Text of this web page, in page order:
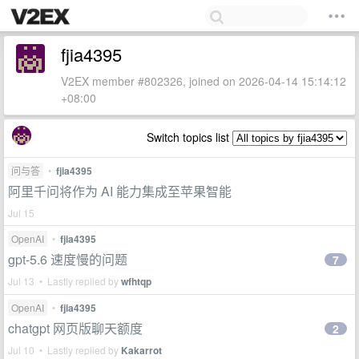
fjia4395
V2EX member #802326, joined on 2026-04-14 15:14:12
+08:00
Switch topics list
问与答 • fjia4395
阿里千问将作为 AI 能力集成至苹果智能
Jul 15
OpenAI
• fjia4395
gpt-5.6 速度慢的问题
Jul 13 • Lastly replied bywfhtqp
7
OpenAI • fjia4395
chatgpt 网页版聊天额度
Jul 10 • Lastly replied by Kakarrot
2